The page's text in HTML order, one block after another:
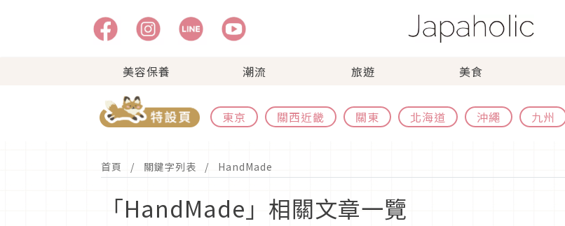
美容保養 潮流 旅遊 美食
東京 關西近畿 關東 北海道 沖繩 九州
首頁 關鍵字列表 HandMade
「HandMade」相關文章一覽